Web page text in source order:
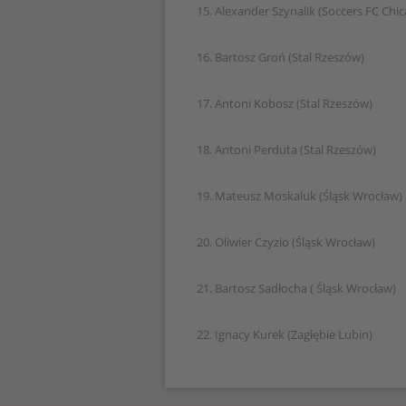
15. Alexander Szynalik (Soccers FC
16. Bartosz Groń (Stal Rzeszów)
17. Antoni Kobosz (Stal Rzeszów)
18. Antoni Perduta (Stal Rzeszów)
19. Mateusz Moskaluk (Śląsk Wrocław)
20. Oliwier Czyzio (Śląsk Wrocław)
21. Bartosz Sadłocha ( Śląsk Wrocław)
22. Ignacy Kurek (Zagłębie Lubin)